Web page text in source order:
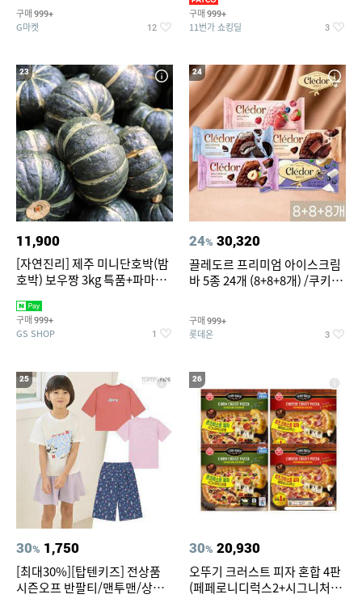
구매 999+
G마켓 12
구매 999+
11번가 쇼킹딜 3
23
11,900
[자연진리] 제주 미니단호박(밤
호박) 보우짱 3kg 특품+파마산
구매 999+
GS SHOP 1
24
24% 30,320
끌레도르 프리미엄 아이스크림
바 5종 24개 (8+8+8개) /쿠키앤
구매 999+
롯데온 3
25
30% 1,750
[최대30%][탑텐키즈] 전상품
시즌오프 반팔티/맨투맨/상하
26
30% 20,930
오뚜기 크러스트 피자 혼합 4판
(페페로니디럭스2+시그니처익